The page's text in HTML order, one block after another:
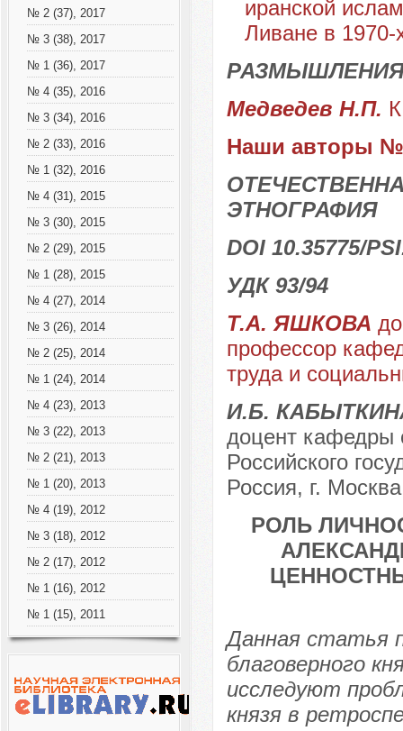
№ 2 (37), 2017
№ 3 (38), 2017
№ 1 (36), 2017
№ 4 (35), 2016
№ 3 (34), 2016
№ 2 (33), 2016
№ 1 (32), 2016
№ 4 (31), 2015
№ 3 (30), 2015
№ 2 (29), 2015
№ 1 (28), 2015
№ 4 (27), 2014
№ 3 (26), 2014
№ 2 (25), 2014
№ 1 (24), 2014
№ 4 (23), 2013
№ 3 (22), 2013
№ 2 (21), 2013
№ 1 (20), 2013
№ 4 (19), 2012
№ 3 (18), 2012
№ 2 (17), 2012
№ 1 (16), 2012
№ 1 (15), 2011
иранской
Ливане в 1970-
Медведев Н.П.
Наши авторы №
ЭТНОГРАФИЯ
DOI 10.35775/
УДК 93/94
Т.А. ЯШКОВА
профессор
труда и
И.Б.
доцент кафедры
Российского
Россия, г. Москва
РОЛЬ
Данная статья
благоверного
исследуют
князя в